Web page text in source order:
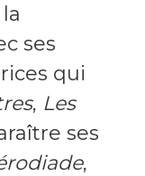
ses
qui
, Les
ses
,